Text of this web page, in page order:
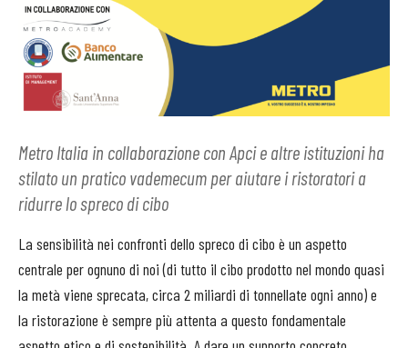
Metro Italia in collaborazione con Apci e altre istituzioni ha
stilato un pratico vademecum per aiutare i ristoratori a
ridurre lo spreco di cibo
La sensibilità nei confronti dello spreco di cibo è un aspetto
centrale per ognuno di noi (di tutto il cibo prodotto nel mondo quasi
la metà viene sprecata, circa 2 miliardi di tonnellate ogni anno) e
la ristorazione è sempre più attenta a questo fondamentale